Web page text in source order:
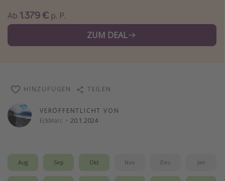
Wellnessurlaub
Singlereisen
Gruppenreisen
Hotels am Achensee
Ab 1.379 € p. P.
ZUM DEAL
VERÖFFENTLICHT VON
EckMarc · 20.1.2024
HINZUFÜGEN TEILEN
Aug Sep Okt Nov Dez Jan